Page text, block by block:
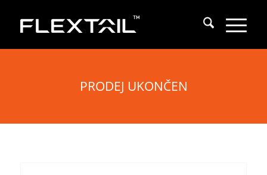
PRODEJ UKONČEN